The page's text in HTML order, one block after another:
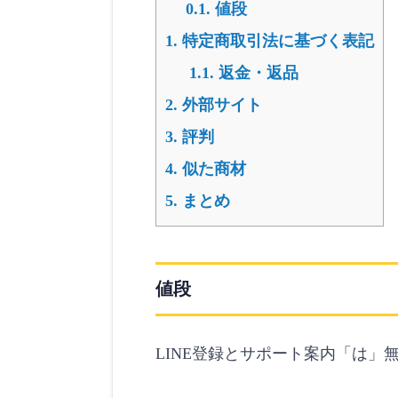
0.1. 値段
1. 特定商取引法に基づく表記
1.1. 返金・返品
2. 外部サイト
3. 評判
4. 似た商材
5. まとめ
値段
LINE登録とサポート案内「は」無